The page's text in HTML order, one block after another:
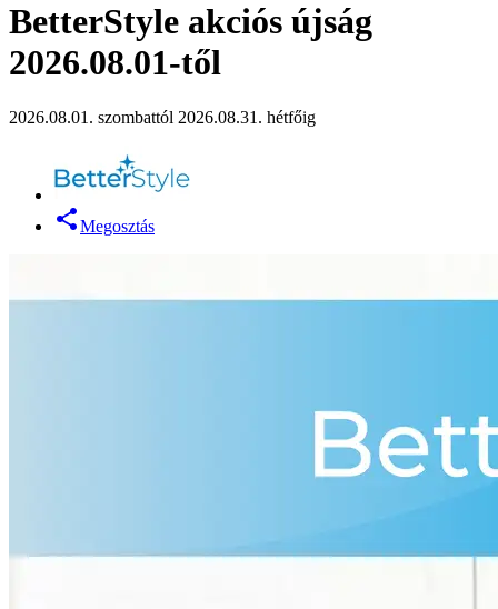
BetterStyle akciós újság
2026.08.01-től
2026.08.01. szombattól 2026.08.31. hétfőig
Megosztás